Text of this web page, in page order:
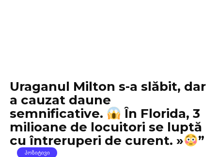
Uraganul Milton s-a slăbit, dar
a cauzat daune
semnificative.
În Florida, 3
milioane de locuitori se luptă
cu întreruperi de curent. »
”
ᲞᲝᲖᲘᲢᲘᲕᲘ